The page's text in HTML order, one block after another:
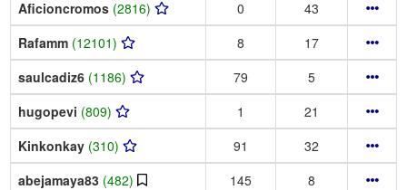
Aficioncromos (2816) 0
43
Rafamm (12101) 8
17
saulcadiz6 (1186) 79
5
hugopevi (809) 1
21
Kinkonkay (310) 91
32
abejamaya83 (482) 145
8